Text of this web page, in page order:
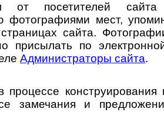
посетителей сайта
фотографиями мест,
сайта.
присылать по
Администраторы сайта.
процессе конструирования
замечания и